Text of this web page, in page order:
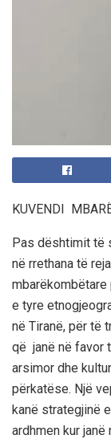
KUVENDI
Pas dështimit të
në rrethana të
e tyre
në Tiranë, për të
që janë në favor
arsimor dhe
përkatëse. Një
kanë strategjinë
ardhmen kur